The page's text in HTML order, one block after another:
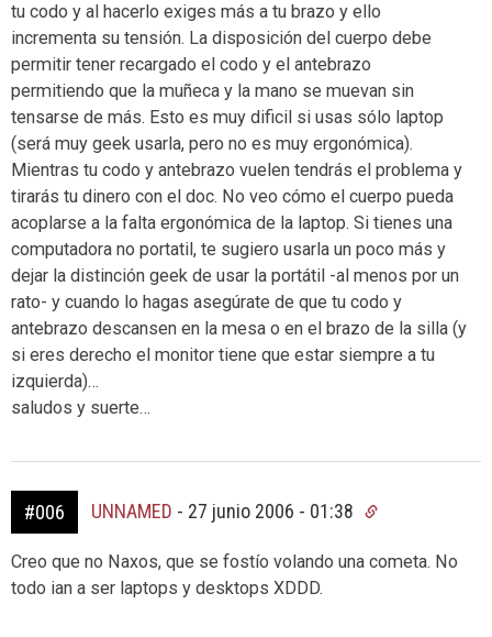
tu codo y al hacerlo exiges más a tu brazo y ello
incrementa su tensión. La disposición del cuerpo debe
permitir tener recargado el codo y el antebrazo
permitiendo que la muñeca y la mano se muevan sin
tensarse de más. Esto es muy dificil si usas sólo laptop
(será muy geek usarla, pero no es muy ergonómica).
Mientras tu codo y antebrazo vuelen tendrás el problema y
tirarás tu dinero con el doc. No veo cómo el cuerpo pueda
acoplarse a la falta ergonómica de la laptop. Si tienes una
computadora no portatil, te sugiero usarla un poco más y
dejar la distinción geek de usar la portátil -al menos por un
rato- y cuando lo hagas asegúrate de que tu codo y
antebrazo descansen en la mesa o en el brazo de la silla (y
si eres derecho el monitor tiene que estar siempre a tu
izquierda)…
saludos y suerte…
#006 UNNAMED - 27 junio 2006 - 01:38
Creo que no Naxos, que se fostío volando una cometa. No
todo ian a ser laptops y desktops XDDD.